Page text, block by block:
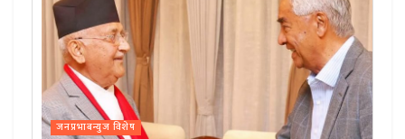
जनप्रभाबन्युज विशेष